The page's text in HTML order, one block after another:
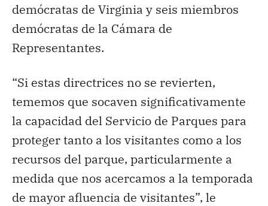
demócratas de Virginia y seis miembros
demócratas de la Cámara de
Representantes.
“Si estas directrices no se revierten,
tememos que socaven significativamente
la capacidad del Servicio de Parques para
proteger tanto a los visitantes como a los
recursos del parque, particularmente a
medida que nos acercamos a la temporada
de mayor afluencia de visitantes”, le